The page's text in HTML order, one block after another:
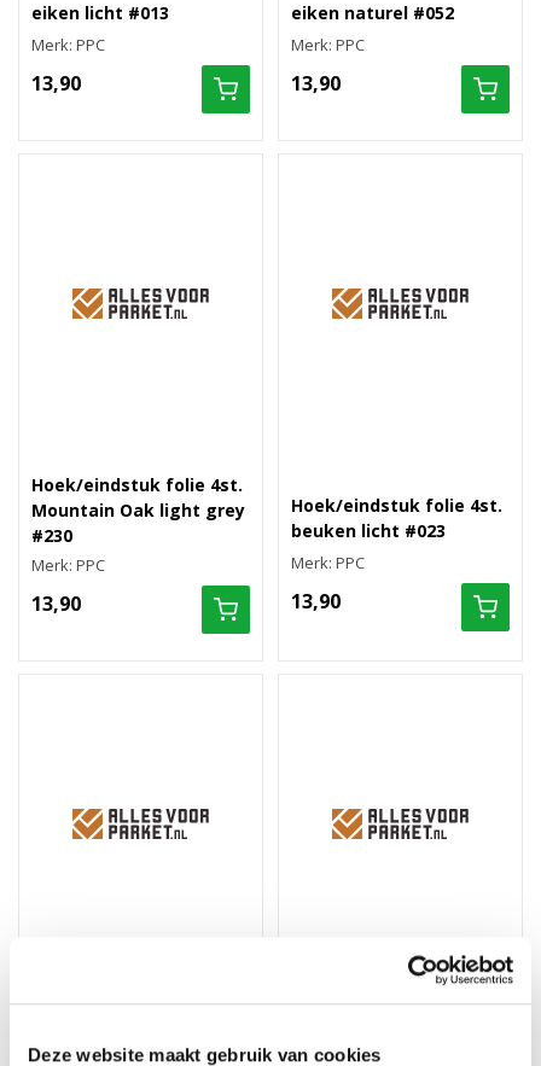
Deze website maakt gebruik van cookies
eiken licht #013
Merk: PPC
13,90
eiken naturel #052
Merk: PPC
13,90
Hoek/eindstuk folie 4st.
Mountain Oak light grey
#230
Merk: PPC
13,90
Hoek/eindstuk folie 4st.
beuken licht #023
Merk: PPC
13,90
klassieke eik bruin #158
Hoek/eindstuk folie 4st.
natuurvernist #004